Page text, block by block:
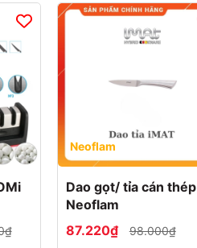
Neoflam
Dao gọt/ tỉa cán thép
Neoflam
87.220₫
98.000₫